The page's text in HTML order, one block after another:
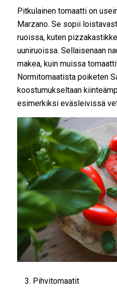
Pitkulainen tomaatti on
Marzano. Se sopii
ruoissa, kuten
uuniruoissa. Sellaisenaan
makea, kuin muissa
Normitomaatista poiketen
koostumukseltaan
esimerkiksi eväsleivissä
Pihvitomaatit